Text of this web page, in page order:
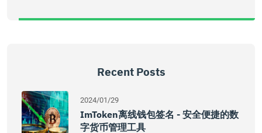
Recent Posts
2024/01/29
ImToken离线钱包签名 - 安全便捷的数
字货币管理工具